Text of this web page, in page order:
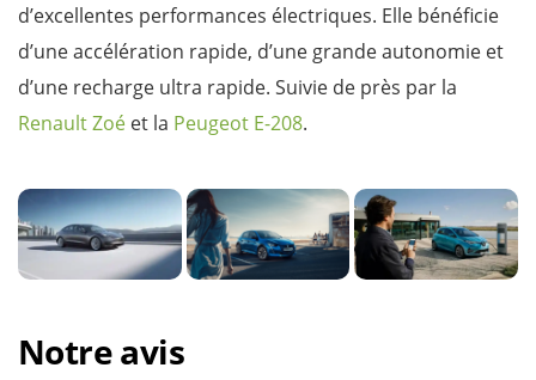
d’excellentes performances électriques. Elle bénéficie
d’une accélération rapide, d’une grande autonomie et
d’une recharge ultra rapide. Suivie de près par la
Renault Zoé et la Peugeot E-208.
Notre avis